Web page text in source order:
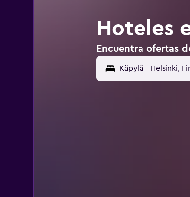
Hoteles
Encuentra ofertas